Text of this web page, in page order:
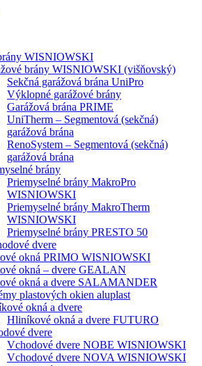
WISNIOWSKI
brány WISNIOWSKI (višňovský)
Sekčná garážová brána UniPro
Výklopné garážové brány
Garážová brána PRIME
UniTherm – Segmentová (sekčná)
garážová brána
RenoSystem – Segmentová (sekčná)
garážová brána
brány
Priemyselné brány MakroPro
WISNIOWSKI
Priemyselné brány MakroTherm
WISNIOWSKI
Priemyselné brány PRESTO 50
dvere
okná PRIMO WISNIOWSKI
okná – dvere GEALAN
okná a dvere SALAMANDER
plastových okien aluplast
okná a dvere
Hliníkové okná a dvere FUTURO
dvere
Vchodové dvere NOBE WISNIOWSKI
Vchodové dvere NOVA WISNIOWSKI